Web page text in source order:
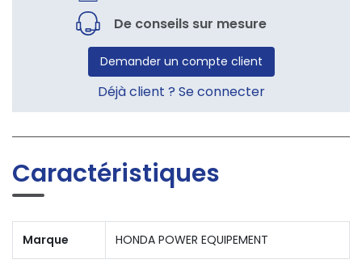
De conseils sur mesure
Demander un compte client
Déjà client ? Se connecter
Caractéristiques
Marque HONDA POWER EQUIPEMENT